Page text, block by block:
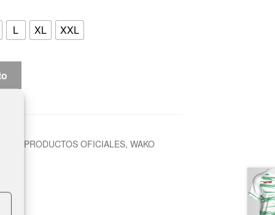
L XL XXL
PRODUCTOS OFICIALES, WAKO